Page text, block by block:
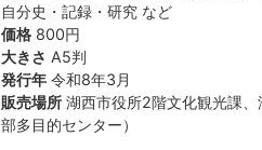
自分史・記録・研究 など
価格 800円
大きさ A5判
発行年 令和8年3月
販売場所 湖西市役所2階文化観光課
部多目的センター）